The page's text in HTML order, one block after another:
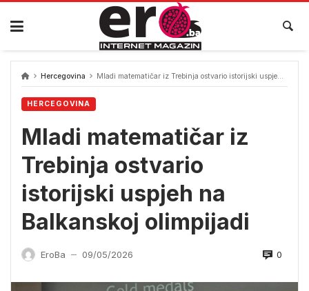
Skip
content
Hercegovina Mladi matematičar iz Trebinja ostvario istorijski uspjeh na Balkanskoj olimpijadi
HERCEGOVINA
Mladi matematičar iz
Trebinja ostvario
istorijski uspjeh na
Balkanskoj olimpijadi
EroBa — 09/05/2026 0